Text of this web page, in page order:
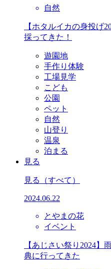
自然
【ホタルイカの身投げ
採ってきた！
遊園地
手作り体験
工場見学
こども
公園
ペット
自然
山登り
温泉
泊まる
見る
見る （すべて）
2024.06.22
とやまの花
イベント
【あじさい祭り2024】
典に行ってきた